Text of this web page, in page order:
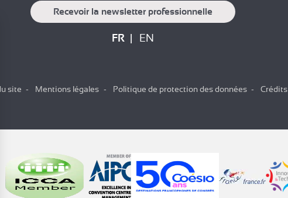
Recevoir la newsletter professionnelle
FR EN
site Mentions légales Politique de protection des données Crédits